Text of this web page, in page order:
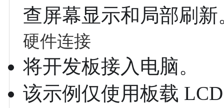
查屏幕显示和局部刷新
硬件连接
将开发板接入电脑。
该示例仅使用板载